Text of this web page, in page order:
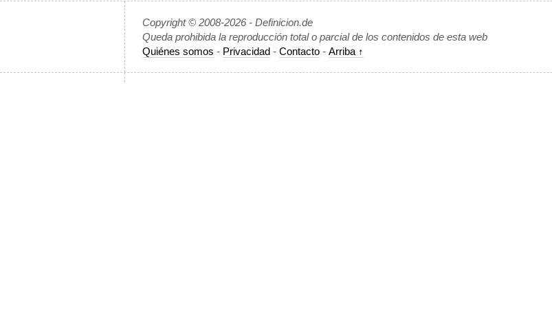
Copyright © 2008-2026 - Definicion.de
Queda prohibida la reproducción total o parcial de los contenidos de esta web
Quiénes somos - Privacidad - Contacto - Arriba ↑